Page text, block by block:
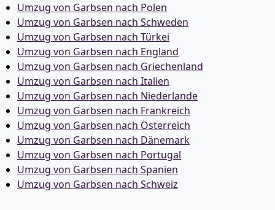
Umzug von Garbsen nach Polen
Umzug von Garbsen nach Schweden
Umzug von Garbsen nach Türkei
Umzug von Garbsen nach England
Umzug von Garbsen nach Griechenland
Umzug von Garbsen nach Italien
Umzug von Garbsen nach Niederlande
Umzug von Garbsen nach Frankreich
Umzug von Garbsen nach Österreich
Umzug von Garbsen nach Dänemark
Umzug von Garbsen nach Portugal
Umzug von Garbsen nach Spanien
Umzug von Garbsen nach Schweiz